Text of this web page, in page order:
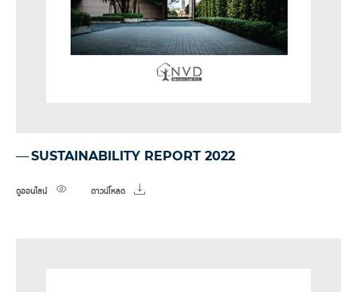
SUSTAINABILITY REPORT 2022
ดูออนไลน์ ดาวน์โหลด